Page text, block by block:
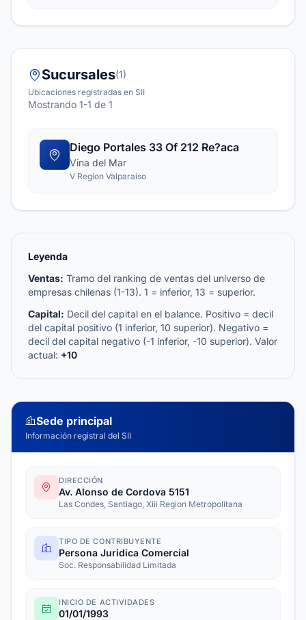
Sucursales(1)
Ubicaciones registradas en SII
Mostrando 1-1 de 1
Diego Portales 33 Of 212 Re?aca
Vina del Mar
V Region Valparaiso
Leyenda
Ventas: Tramo del ranking de ventas del universo de
empresas chilenas (1-13). 1 = inferior, 13 = superior.
Capital: Decil del capital en el balance. Positivo = decil
del capital positivo (1 inferior, 10 superior). Negativo =
decil del capital negativo (-1 inferior, -10 superior). Valor
actual: +10
Sede principal
Información registral del SII
DIRECCIÓN
Av. Alonso de Cordova 5151
Las Condes, Santiago, Xiii Region Metropolitana
TIPO DE CONTRIBUYENTE
Persona Juridica Comercial
Soc. Responsabilidad Limitada
INICIO DE ACTIVIDADES
01/01/1993